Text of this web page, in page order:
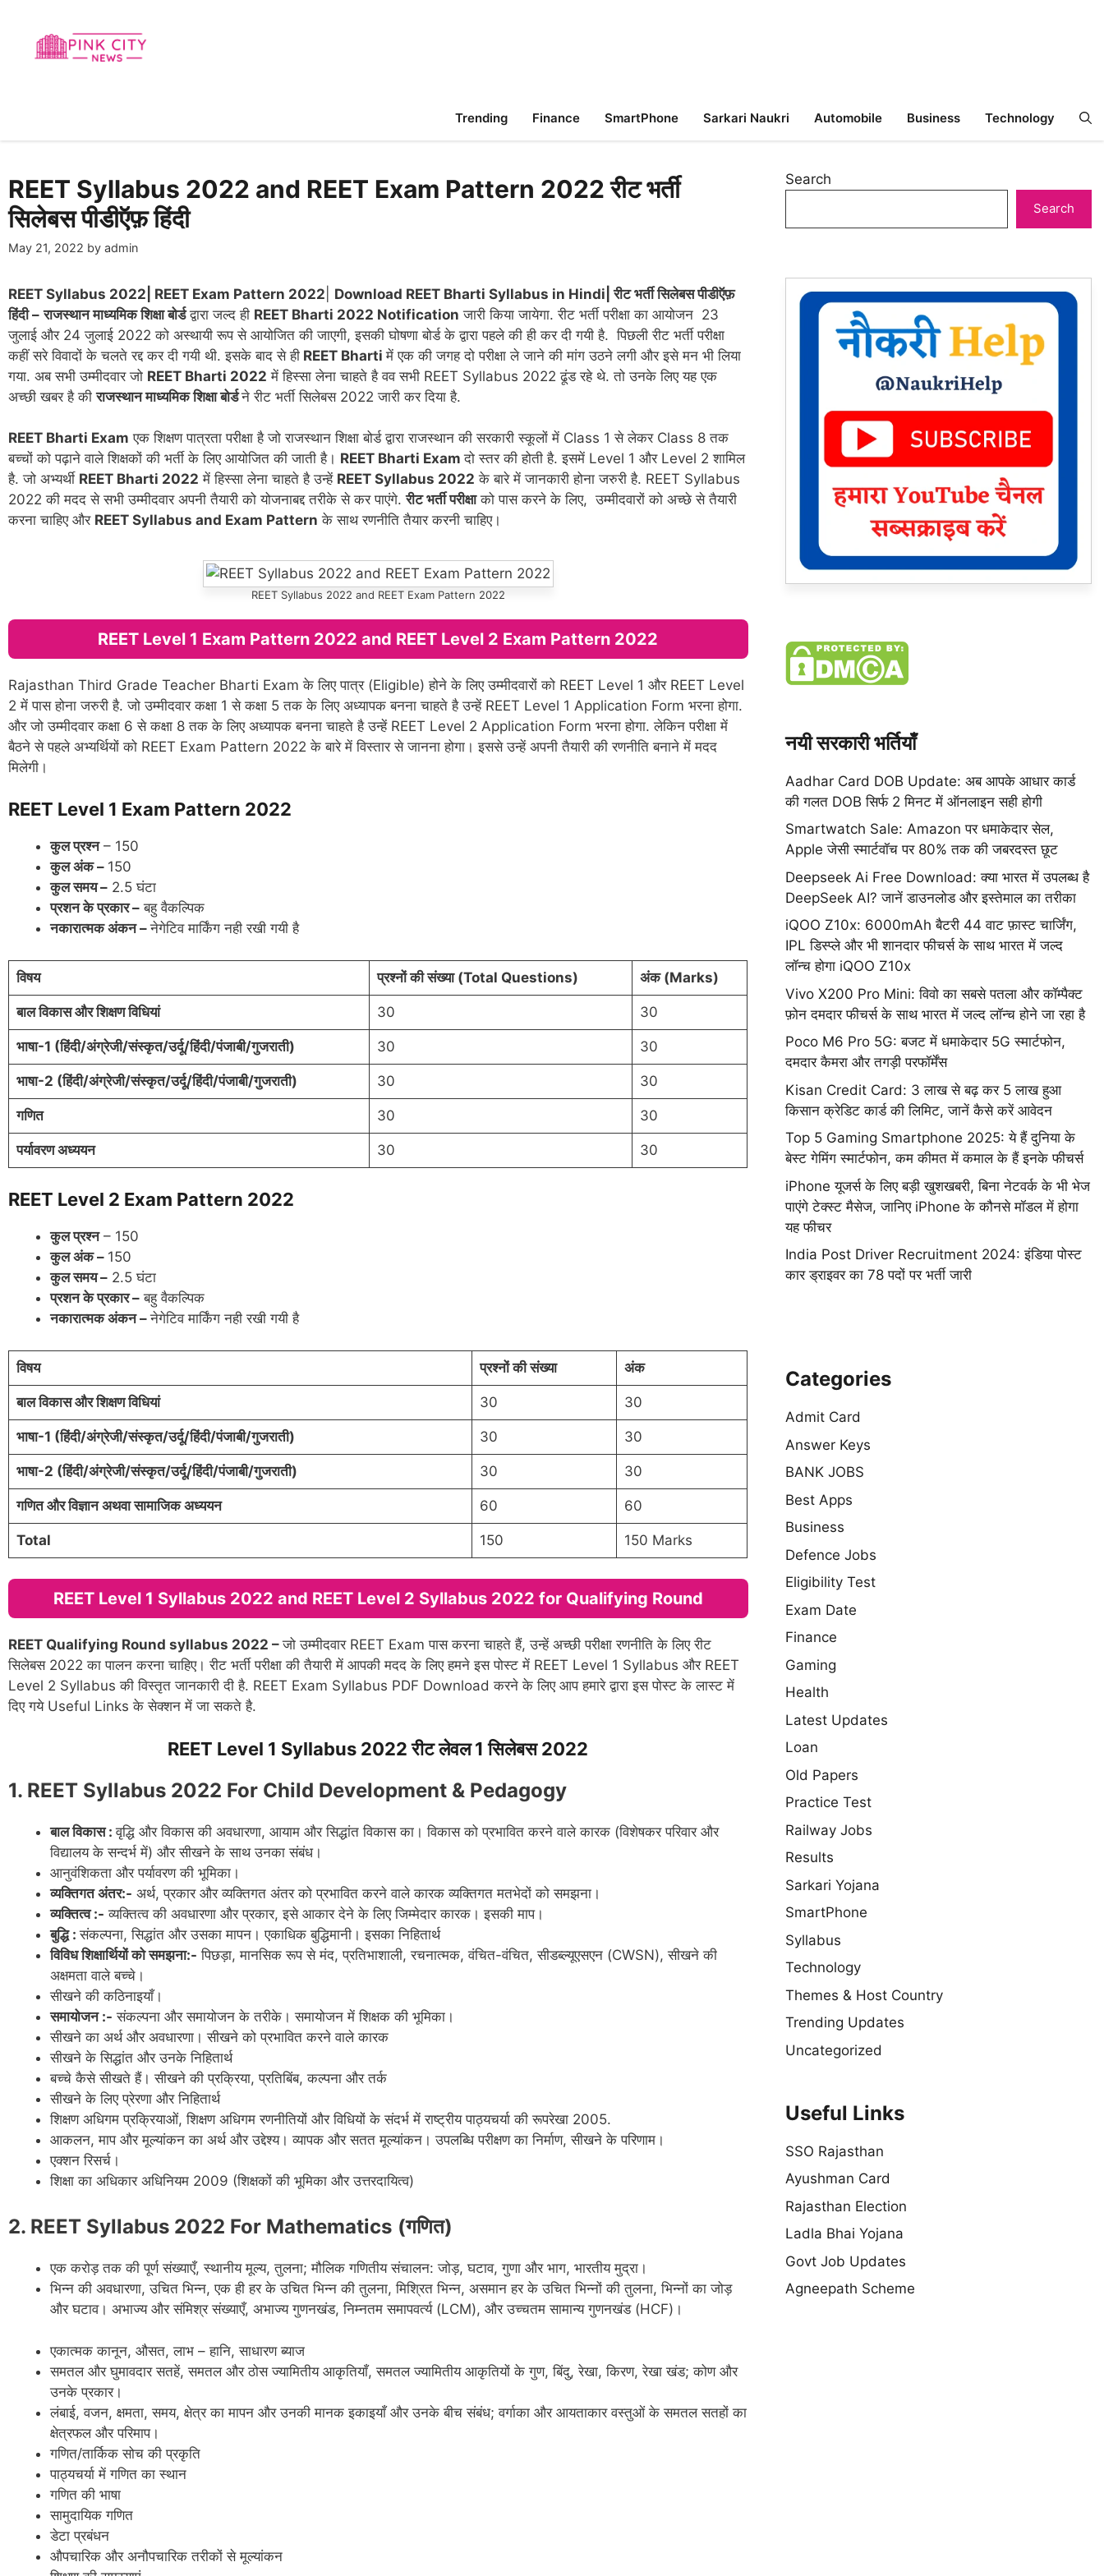
content
Trending Finance SmartPhone Sarkari Naukri Automobile Business Technology
REET Syllabus 2022 and REET Exam Pattern 2022 रीट भर्ती
सिलेबस पीडीऍफ़ हिंदी
May 21, 2022 by admin
REET Syllabus 2022| REET Exam Pattern 2022
Download REET Bharti Syllabus in Hindi| रीट भर्ती सिलेबस पीडीऍफ़
हिंदी – राजस्थान माध्यमिक शिक्षा बोर्डद्वारा जल्द ही REET Bharti 2022 Notification जारी किया जायेगा. रीट भर्ती परीक्षा का आयोजन 23
जुलाई और 24 जुलाई 2022 को अस्थायी रूप से आयोजित की जाएगी, इसकी घोषणा बोर्ड के द्वारा पहले की ही कर दी गयी है. पिछली रीट भर्ती परीक्षा
कहीं सरे विवादों के चलते रद्द कर दी गयी थी. इसके बाद से ही REET Bhartiमें एक की जगह दो परीक्षा ले जाने की मांग उठने लगी और इसे मन भी लिया
गया. अब सभी उम्मीदवार जो REET Bharti 2022 में हिस्सा लेना चाहते है वव सभी REET Syllabus 2022 ढूंड रहे थे. तो उनके लिए यह एक
अच्छी खबर है कीराजस्थान माध्यमिक शिक्षा बोर्डने रीट भर्ती सिलेबस 2022 जारी कर दिया है.
REET Bharti Exam एक शिक्षण पात्रता परीक्षा है जो राजस्थान शिक्षा बोर्ड द्वारा राजस्थान की सरकारी स्कूलों में Class 1 से लेकर Class 8 तक
बच्चों को पढ़ाने वाले शिक्षकों की भर्ती के लिए आयोजित की जाती है। REET Bharti Examदो स्तर की होती है. इसमें Level 1 और Level 2 शामिल
है. जो अभ्यर्थी REET Bharti 2022 में हिस्सा लेना चाहते है उन्हें REET Syllabus 2022 के बारे में जानकारी होना जरुरी है. REET Syllabus
2022 की मदद से सभी उम्मीदवार अपनी तैयारी को योजनाबद्द तरीके से कर पाएंगे.रीट भर्ती परीक्षाको पास करने के लिए, उम्मीदवारों को अच्छे से तैयारी
करना चाहिए और REET Syllabus and Exam Pattern के साथ रणनीति तैयार करनी चाहिए।
REET Syllabus 2022 and REET Exam Pattern 2022
REET Level 1 Exam Pattern 2022 and REET Level 2 Exam Pattern 2022
Rajasthan Third Grade Teacher Bharti Exam के लिए पात्र (Eligible) होने के लिए उम्मीदवारों को REET Level 1 और REET Level
2 में पास होना जरुरी है. जो उम्मीदवार कक्षा 1 से कक्षा 5 तक के लिए अध्यापक बनना चाहते है उन्हें REET Level 1 Application Form भरना होगा.
और जो उम्मीदवार कक्षा 6 से कक्षा 8 तक के लिए अध्यापक बनना चाहते है उन्हें REET Level 2 Application Form भरना होगा. लेकिन परीक्षा में
बैठने से पहले अभ्यर्थियों को REET Exam Pattern 2022 के बारे में विस्तार से जानना होगा। इससे उन्हें अपनी तैयारी की रणनीति बनाने में मदद
मिलेगी।
REET Level 1 Exam Pattern 2022
कुल प्रश्न– 150
कुल अंक – 150
कुल समय – 2.5 घंटा
प्रशन के प्रकार – बहु वैकल्पिक
नकारात्मक अंकन –नेगेटिव मार्किंग नही रखी गयी है
विषय प्रश्नों की संख्या (Total Questions) अंक (Marks)
बाल विकास और शिक्षण विधियां 30 30
भाषा-1 (हिंदी/अंग्रेजी/संस्कृत/उर्दू/हिंदी/पंजाबी/गुजराती) 30 30
भाषा-2 (हिंदी/अंग्रेजी/संस्कृत/उर्दू/हिंदी/पंजाबी/गुजराती) 30 30
गणित 30 30
पर्यावरण अध्ययन 30 30
REET Level 2 Exam Pattern 2022
कुल प्रश्न– 150
कुल अंक – 150
कुल समय – 2.5 घंटा
प्रशन के प्रकार – बहु वैकल्पिक
नकारात्मक अंकन –नेगेटिव मार्किंग नही रखी गयी है
विषय प्रश्नों की संख्या अंक
बाल विकास और शिक्षण विधियां 30 30
भाषा-1 (हिंदी/अंग्रेजी/संस्कृत/उर्दू/हिंदी/पंजाबी/गुजराती) 30 30
भाषा-2 (हिंदी/अंग्रेजी/संस्कृत/उर्दू/हिंदी/पंजाबी/गुजराती) 30 30
गणित और विज्ञान अथवा सामाजिक अध्ययन 60 60
Total 150 150 Marks
REET Level 1 Syllabus 2022 and REET Level 2 Syllabus 2022 for Qualifying Round
REET Qualifying Round syllabus 2022 –जो उम्मीदवार REET Exam पास करना चाहते हैं, उन्हें अच्छी परीक्षा रणनीति के लिए रीट
सिलेबस 2022 का पालन करना चाहिए। रीट भर्ती परीक्षा की तैयारी में आपकी मदद के लिए हमने इस पोस्ट में REET Level 1 Syllabus और REET
Level 2 Syllabus की विस्तृत जानकारी दी है. REET Exam Syllabus PDF Download करने के लिए आप हमारे द्वारा इस पोस्ट के लास्ट में
दिए गये Useful Links के सेक्शन में जा सकते है.
REET Level 1 Syllabus 2022रीट लेवल 1 सिलेबस 2022
1. REET Syllabus 2022 For Child Development & Pedagogy
बाल विकास :वृद्धि और विकास की अवधारणा, आयाम और सिद्धांत विकास का। विकास को प्रभावित करने वाले कारक (विशेषकर परिवार और
विद्यालय के सन्दर्भ में) और सीखने के साथ उनका संबंध।
आनुवंशिकता और पर्यावरण की भूमिका।
व्यक्तिगत अंतर:- अर्थ, प्रकार और व्यक्तिगत अंतर को प्रभावित करने वाले कारक व्यक्तिगत मतभेदों को समझना।
व्यक्तित्व :- व्यक्तित्व की अवधारणा और प्रकार, इसे आकार देने के लिए जिम्मेदार कारक। इसकी माप।
बुद्धि :संकल्पना, सिद्धांत और उसका मापन। एकाधिक बुद्धिमानी। इसका निहितार्थ
विविध शिक्षार्थियों को समझना:- पिछड़ा, मानसिक रूप से मंद, प्रतिभाशाली, रचनात्मक, वंचित-वंचित, सीडब्ल्यूएसएन (CWSN), सीखने की
अक्षमता वाले बच्चे।
सीखने की कठिनाइयाँ।
समायोजन :- संकल्पना और समायोजन के तरीके। समायोजन में शिक्षक की भूमिका।
सीखने का अर्थ और अवधारणा। सीखने को प्रभावित करने वाले कारक
सीखने के सिद्धांत और उनके निहितार्थ
बच्चे कैसे सीखते हैं। सीखने की प्रक्रिया, प्रतिबिंब, कल्पना और तर्क
सीखने के लिए प्रेरणा और निहितार्थ
शिक्षण अधिगम प्रक्रियाओं, शिक्षण अधिगम रणनीतियों और विधियों के संदर्भ में राष्ट्रीय पाठ्यचर्या की रूपरेखा 2005.
आकलन, माप और मूल्यांकन का अर्थ और उद्देश्य। व्यापक और सतत मूल्यांकन। उपलब्धि परीक्षण का निर्माण, सीखने के परिणाम।
एक्शन रिसर्च।
शिक्षा का अधिकार अधिनियम 2009 (शिक्षकों की भूमिका और उत्तरदायित्व)
2. REET Syllabus 2022 For Mathematics (गणित)
एक करोड़ तक की पूर्ण संख्याएँ, स्थानीय मूल्य, तुलना; मौलिक गणितीय संचालन: जोड़, घटाव, गुणा और भाग, भारतीय मुद्रा।
भिन्न की अवधारणा, उचित भिन्न, एक ही हर के उचित भिन्न की तुलना, मिश्रित भिन्न, असमान हर के उचित भिन्नों की तुलना, भिन्नों का जोड़
और घटाव। अभाज्य और संमिश्र संख्याएँ, अभाज्य गुणनखंड, निम्नतम समापवर्त्य (LCM), और उच्चतम सामान्य गुणनखंड (HCF)।
एकात्मक कानून, औसत, लाभ – हानि, साधारण ब्याज
समतल और घुमावदार सतहें, समतल और ठोस ज्यामितीय आकृतियाँ, समतल ज्यामितीय आकृतियों के गुण, बिंदु, रेखा, किरण, रेखा खंड; कोण और
उनके प्रकार।
लंबाई, वजन, क्षमता, समय, क्षेत्र का मापन और उनकी मानक इकाइयाँ और उनके बीच संबंध; वर्गाका और आयताकार वस्तुओं के समतल सतहों का
क्षेत्रफल और परिमाप।
गणित/तार्किक सोच की प्रकृति
पाठ्यचर्या में गणित का स्थान
गणित की भाषा
सामुदायिक गणित
डेटा प्रबंधन
औपचारिक और अनौपचारिक तरीकों से मूल्यांकन
Search
Search
नयी सरकारी भर्तियाँ
Aadhar Card DOB Update: अब आपके आधार कार्ड
की गलत DOB सिर्फ 2 मिनट में ऑनलाइन सही होगी
Smartwatch Sale: Amazon पर धमाकेदार सेल,
Apple जेसी स्मार्टवॉच पर 80% तक की जबरदस्त छूट
Deepseek Ai Free Download: क्या भारत में उपलब्ध है
DeepSeek AI? जानें डाउनलोड और इस्तेमाल का तरीका
iQOO Z10x: 6000mAh बैटरी 44 वाट फ़ास्ट चार्जिंग,
IPL डिस्प्ले और भी शानदार फीचर्स के साथ भारत में जल्द
लॉन्च होगा iQOO Z10x
Vivo X200 Pro Mini: विवो का सबसे पतला और कॉम्पैक्ट
फ़ोन दमदार फीचर्स के साथ भारत में जल्द लॉन्च होने जा रहा है
Poco M6 Pro 5G: बजट में धमाकेदार 5G स्मार्टफोन,
दमदार कैमरा और तगड़ी परफॉर्मेंस
Kisan Credit Card: 3 लाख से बढ़ कर 5 लाख हुआ
किसान क्रेडिट कार्ड की लिमिट, जानें कैसे करें आवेदन
Top 5 Gaming Smartphone 2025: ये हैं दुनिया के
बेस्ट गेमिंग स्मार्टफोन, कम कीमत में कमाल के हैं इनके फीचर्स
iPhone यूजर्स के लिए बड़ी खुशखबरी, बिना नेटवर्क के भी भेज
पाएंगे टेक्स्ट मैसेज, जानिए iPhone के कौनसे मॉडल में होगा
यह फीचर
India Post Driver Recruitment 2024: इंडिया पोस्ट
कार ड्राइवर का 78 पदों पर भर्ती जारी
Categories
Admit Card
Answer Keys
BANK JOBS
Best Apps
Business
Defence Jobs
Eligibility Test
Exam Date
Finance
Gaming
Health
Latest Updates
Loan
Old Papers
Practice Test
Railway Jobs
Results
Sarkari Yojana
SmartPhone
Syllabus
Technology
Themes & Host Country
Trending Updates
Uncategorized
Useful Links
SSO Rajasthan
Ayushman Card
Rajasthan Election
Ladla Bhai Yojana
Govt Job Updates
Agneepath Scheme